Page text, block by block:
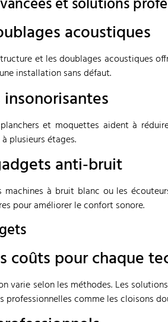
et solutions
acoustiques
et les doublages acoustiques
installation sans défaut.
et moquettes aident à
plusieurs étages.
anti-bruit
machines à bruit blanc ou les
pour améliorer le confort sonore.
coûts pour chaque
varie selon les méthodes. Les
professionnelles comme les cloisons